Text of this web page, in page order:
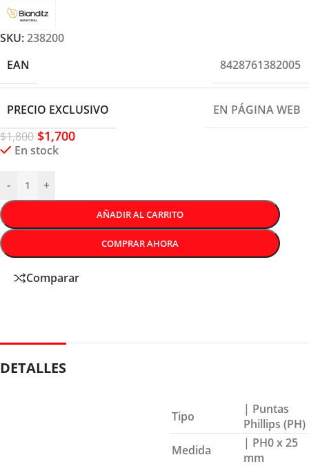
SKU:238200
EAN
8428761382005
PRECIO EXCLUSIVO
EN PÁGINA WEB
$1,800 $1,700
En stock
- +
AÑADIR AL CARRITO
COMPRAR AHORA
Comparar
DETALLES
Tipo
| Puntas
Phillips (PH)
Medida
| PH0 x 25
mm